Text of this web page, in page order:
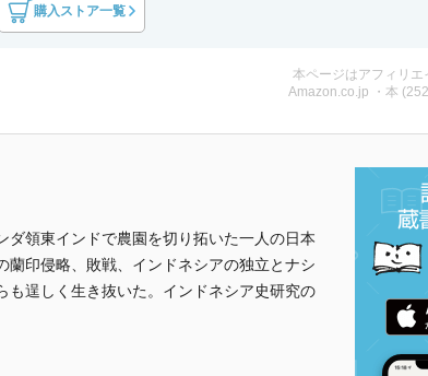
購入ストア一覧
本ページはアフィリ
Amazon.co.jp ・本
領東インドで農園を切り拓いた一人の日本
印侵略、敗戦、インドネシアの独立とナシ
も逞しく生き抜いた。インドネシア史研究の